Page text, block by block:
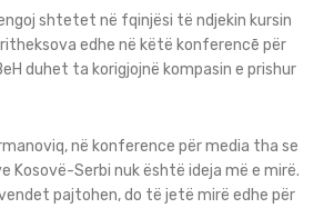
shtetet në fqinjësi të ndjekin kursin
edhe në këtë konferencē për
duhet ta korigjojnë kompasin e prishur
në konference për media tha se
Kosovë-Serbi nuk është ideja më e mirë.
pajtohen, do të jetë mirë edhe për